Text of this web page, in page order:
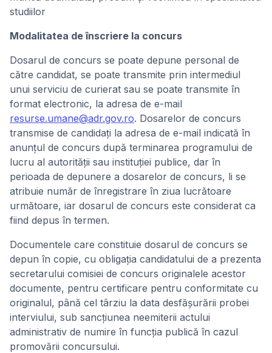
studiilor
Modalitatea de înscriere la concurs
Dosarul de concurs se poate depune personal de
către candidat, se poate transmite prin intermediul
unui serviciu de curierat sau se poate transmite în
format electronic, la adresa de e-mail
resurse.umane@adr.gov.ro. Dosarelor de concurs
transmise de candidaţi la adresa de e-mail indicată în
anunţul de concurs după terminarea programului de
lucru al autorităţii sau instituţiei publice, dar în
perioada de depunere a dosarelor de concurs, li se
atribuie număr de înregistrare în ziua lucrătoare
următoare, iar dosarul de concurs este considerat ca
fiind depus în termen.
Documentele care constituie dosarul de concurs se
depun în copie, cu obligaţia candidatului de a prezenta
secretarului comisiei de concurs originalele acestor
documente, pentru certificare pentru conformitate cu
originalul, până cel târziu la data desfăşurării probei
interviului, sub sancţiunea neemiterii actului
administrativ de numire în funcţia publică în cazul
promovării concursului.